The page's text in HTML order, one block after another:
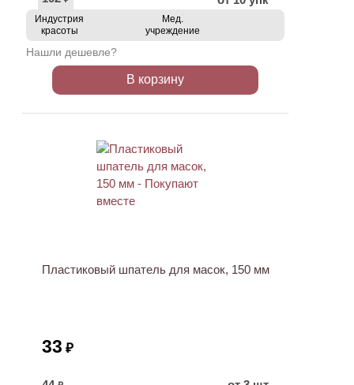
Индустрия
красоты
Мед.
учреждение
Нашли дешевле?
В корзину
Пластиковый шпатель для масок, 150 мм
33 ₽